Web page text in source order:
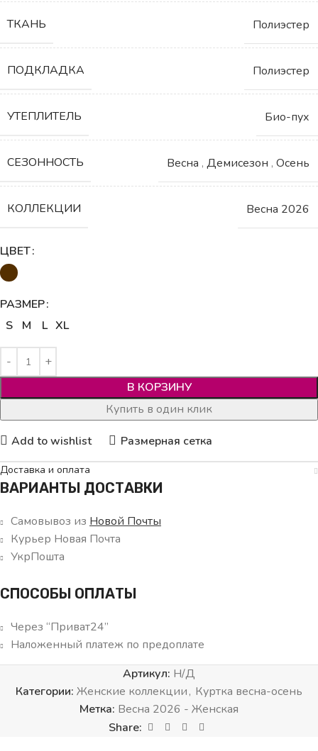
ТКАНЬ Полиэстер
ПОДКЛАДКА Полиэстер
УТЕПЛИТЕЛЬ Био-пух
СЕЗОННОСТЬ Весна , Демисезон , Осень
КОЛЛЕКЦИИ Весна 2026
ЦВЕТ
РАЗМЕР
S
M L XL
В КОРЗИНУ
Купить в один клик
Add to wishlist Размерная сетка
Доставка и оплата
ВАРИАНТЫ ДОСТАВКИ
Самовывоз из Новой Почты
Курьер Новая Почта
УкрПошта
СПОСОБЫ ОПЛАТЫ
Через “Приват24”
Наложенный платеж по предоплате
Артикул: Н/Д
Категории: Женские коллекции, Куртка весна-осень
Метка: Весна 2026 - Женская
Share: